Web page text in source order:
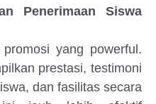
Penerimaan Siswa
yang powerful.
prestasi, testimoni
dan fasilitas secara